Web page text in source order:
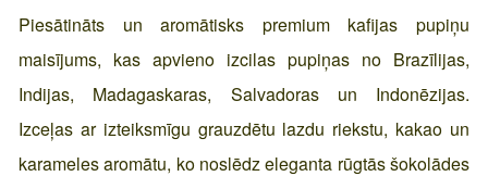
the
gallery
Piesātināts un aromātisks premium kafijas pupiņu
maisījums, kas apvieno izcilas pupiņas no Brazīlijas,
Indijas, Madagaskaras, Salvadoras un Indonēzijas.
Izceļas ar izteiksmīgu grauzdētu lazdu riekstu, kakao un
karameles aromātu, ko noslēdz eleganta rūgtās šokolādes